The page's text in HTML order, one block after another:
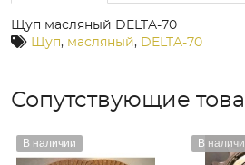
Щуп масляный DELTA-70
Щуп, масляный, DELTA-70
Сопутствующие
В наличии В